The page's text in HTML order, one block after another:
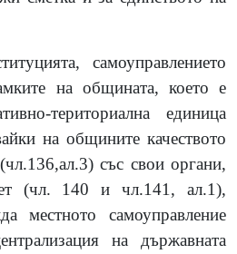
самоуправлението
на общината, което е
териториална единица
на общините качеството
със свои органи,
(чл. 140 и чл.141, ал.1),
местното самоуправление
на държавната